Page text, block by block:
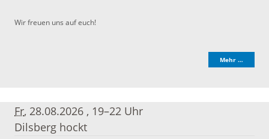
Wir freuen uns auf euch!
Mehr …
Fr, 28.08.2026 , 19–22 Uhr
Dilsberg hockt